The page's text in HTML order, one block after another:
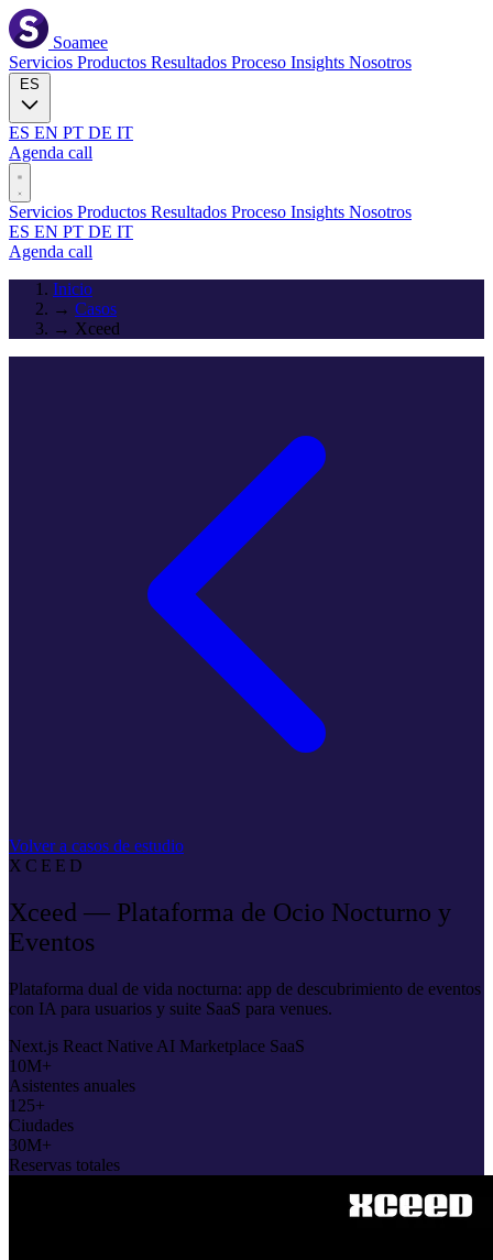
Soamee
Servicios Productos Resultados Proceso Insights Nosotros
ES EN PT DE IT
Agenda call
Servicios Productos Resultados Proceso Insights Nosotros
ES EN PT DE IT
Agenda call
Inicio
→ Casos
→ Xceed
Volver a casos de estudio
XCEED
Xceed — Plataforma de Ocio Nocturno y
Eventos
Plataforma dual de vida nocturna: app de descubrimiento de eventos
con IA para usuarios y suite SaaS para venues.
Next.js React Native AI Marketplace SaaS
10M+
Asistentes anuales
125+
Ciudades
30M+
Reservas totales